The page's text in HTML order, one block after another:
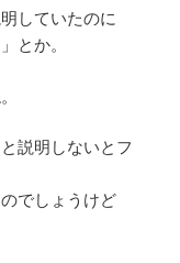
していたのに
とか。
説明しないとフ
でしょうけど